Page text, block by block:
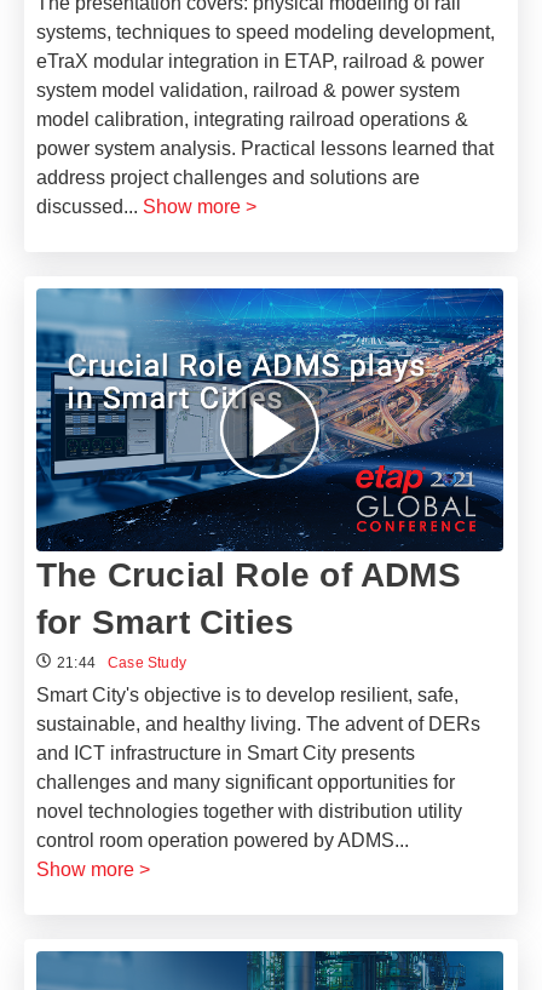
systems, techniques to speed modeling development,
eTraX modular integration in ETAP, railroad & power
system model validation, railroad & power system
model calibration, integrating railroad operations &
power system analysis. Practical lessons learned that
address project challenges and solutions are
discussed... Show more >
The Crucial Role of ADMS
for Smart Cities
21:44 Case Study
Smart City's objective is to develop resilient, safe,
sustainable, and healthy living. The advent of DERs
and ICT infrastructure in Smart City presents
challenges and many significant opportunities for
novel technologies together with distribution utility
control room operation powered by ADMS...
Show more >